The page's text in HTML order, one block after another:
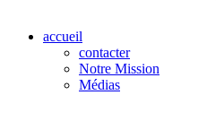
accueil
contacter
Notre Mission
Médias